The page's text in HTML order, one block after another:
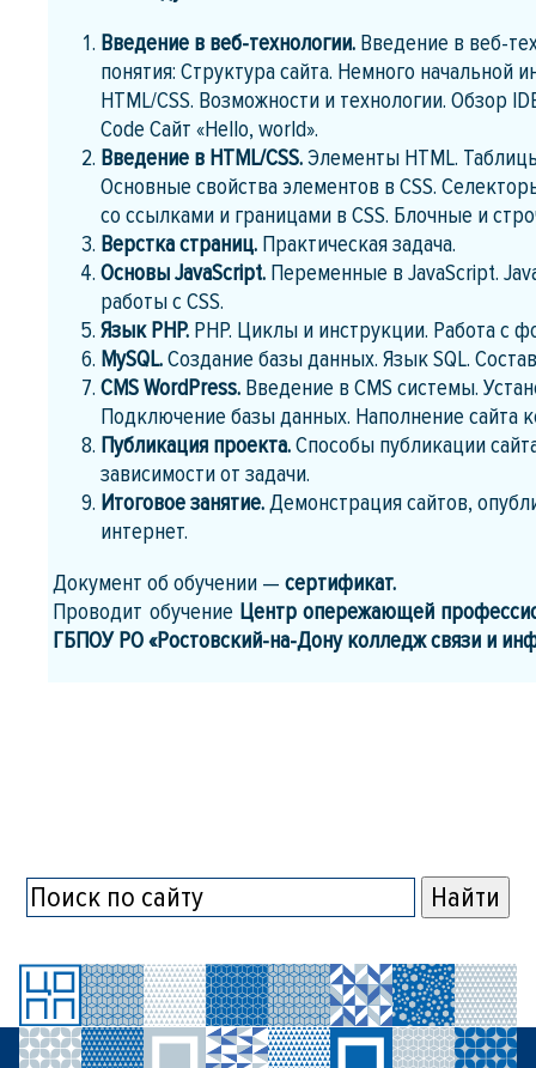
Введение в веб-технологии. Введение в веб-
понятия: Структура сайта. Немного начальной
HTML/CSS. Возможности и технологии. Обзор
Code Сайт «Hello, world».
Введение в HTML/CSS.Элементы HTML.
Основные свойства элементов в CSS.
со ссылками и границами в CSS. Блочные и
Верстка страниц. Практическая задача.
Основы JavaScript. Переменные в JavaScript.
работы с CSS.
Язык PHP. PHP. Циклы и инструкции. Работа с
MySQL.Создание базы данных. Язык SQL.
CMS WordPress. Введение в CMS системы.
Подключение базы данных. Наполнение сайта
Публикация проекта.Способы публикации
зависимости от задачи.
Итоговое занятие.Демонстрация сайтов,
интернет.
Документ об обучении —сертификат.
Проводит обучение Центр опережающей
ГБПОУ РО «Ростовский-на-Дону колледж связи и